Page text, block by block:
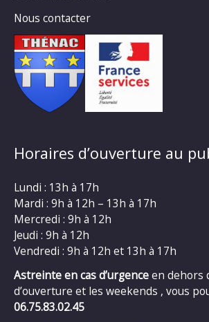
Nous contacter
Horaires d’ouverture au
Lundi : 13h à 17h
Mardi : 9h à 12h – 13h à 17h
Mercredi : 9h à 12h
Jeudi : 9h à 12h
Vendredi : 9h à 12h et 13h à 17h
Astreinte en cas d’urgenceen dehors
d’ouverture et les weekends , vous
06.75.83.02.45